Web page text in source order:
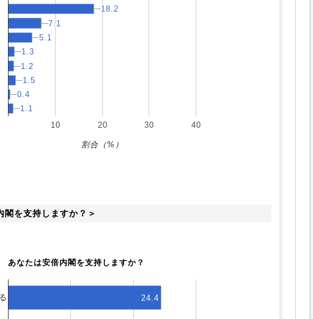
10 20 30 40
18.2
18.2
7.1
7.1
5.1
5.1
1.3
1.3
1.2
1.2
1.5
1.5
0.4
0.4
1.1
1.1
割合（%）
閣を支持しますか？＞
あなたは安倍内閣を支持しますか？
24.4